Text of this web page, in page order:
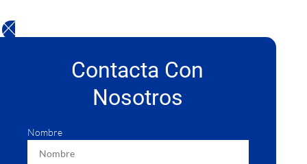
Contacta Con
Nosotros
Nombre